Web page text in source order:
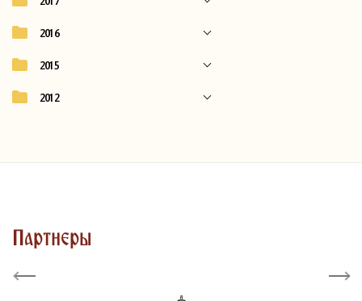
2016
2015
2012
Партнеры
Previous Next